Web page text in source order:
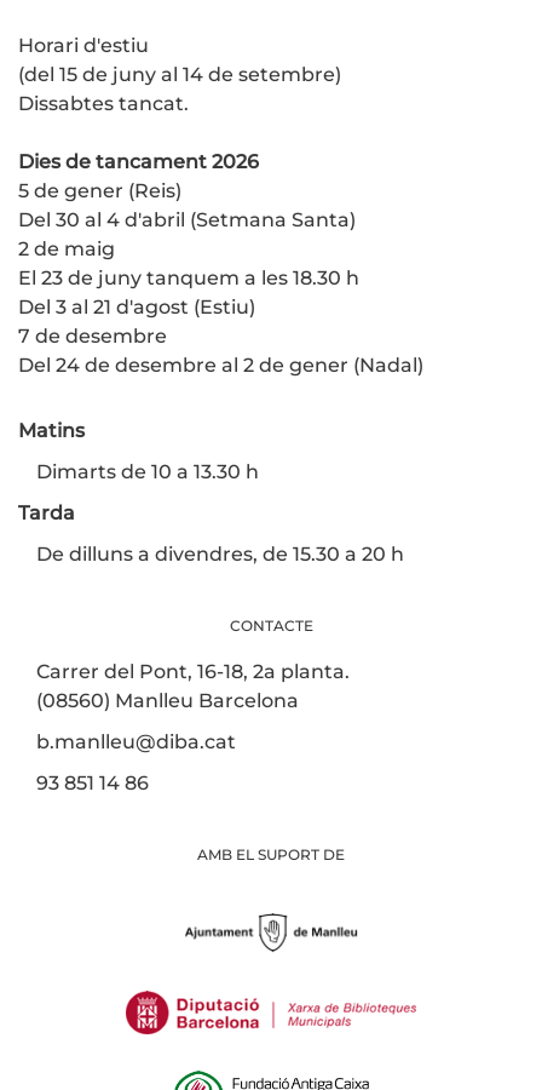
Horari d'estiu
(del 15 de juny al 14 de setembre)
Dissabtes tancat.
Dies de tancament 2026
5 de gener (Reis)
Del 30 al 4 d'abril (Setmana Santa)
2 de maig
El 23 de juny tanquem a les 18.30 h
Del 3 al 21 d'agost (Estiu)
7 de desembre
Del 24 de desembre al 2 de gener (Nadal)
Matins
Dimarts de 10 a 13.30 h
Tarda
De dilluns a divendres, de 15.30 a 20 h
CONTACTE
Carrer del Pont, 16-18, 2a planta.
(08560) Manlleu Barcelona
b.manlleu@diba.cat
93 851 14 86
AMB EL SUPORT DE